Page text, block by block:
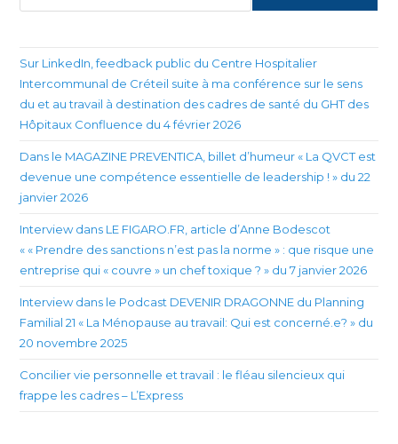
Sur LinkedIn, feedback public du Centre Hospitalier
Intercommunal de Créteil suite à ma conférence sur le sens
du et au travail à destination des cadres de santé du GHT des
Hôpitaux Confluence du 4 février 2026
Dans le MAGAZINE PREVENTICA, billet d’humeur « La QVCT est
devenue une compétence essentielle de leadership ! » du 22
janvier 2026
Interview dans LE FIGARO.FR, article d’Anne Bodescot
« « Prendre des sanctions n’est pas la norme » : que risque une
entreprise qui « couvre » un chef toxique ? » du 7 janvier 2026
Interview dans le Podcast DEVENIR DRAGONNE du Planning
Familial 21 « La Ménopause au travail: Qui est concerné.e? » du
20 novembre 2025
Concilier vie personnelle et travail : le fléau silencieux qui
frappe les cadres – L’Express